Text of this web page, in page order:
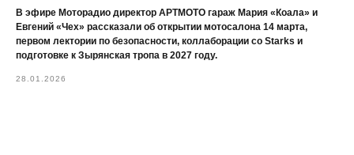
В эфире Моторадио директор АРТМОТО гараж Мария «Коала» и
Евгений «Чех» рассказали об открытии мотосалона 14 марта,
первом лектории по безопасности, коллаборации со Starks и
подготовке к Зырянская тропа в 2027 году.
28.01.2026